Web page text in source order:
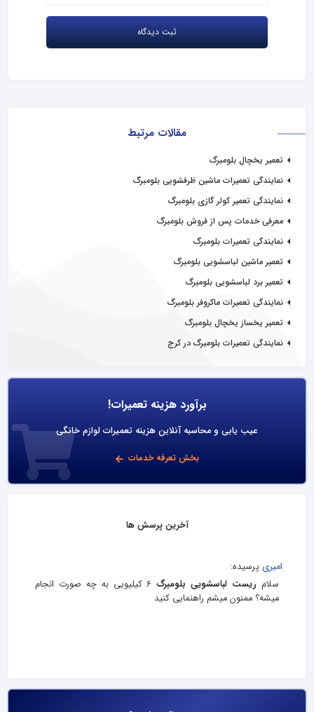
مقالات مرتبط
تعمیر یخچال بلومبرگ
نمایندگی تعمیرات ماشین ظرفشویی بلومبرگ
نمایندگی تعمیر کولر گازی بلومبرگ
معرفی خدمات پس از فروش بلومبرگ
نمایندگی تعمیرات بلومبرگ
تعمیر ماشین لباسشویی بلومبرگ
تعمیر برد لباسشویی بلومبرگ
نمایندگی تعمیرات ماکروفر بلومبرگ
تعمیر یخساز یخچال بلومبرگ
نمایندگی تعمیرات بلومبرگ در کرج
برآورد هزینه تعمیرات!
عیب یابی و محاسبه آنلاین هزینه تعمیرات لوازم خانگی
بخش تعرفه خدمات
آخرین پرسش ها
امیری پرسیده:
سلامریست لباسشویی بلومبرگ
6 کیلیویی به چه صورت انجام
میشه؟ ممنون میشم راهنمایی کنید